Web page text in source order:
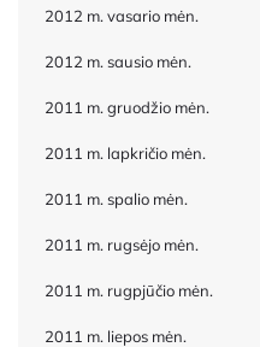
2012 m. vasario mėn.
2012 m. sausio mėn.
2011 m. gruodžio mėn.
2011 m. lapkričio mėn.
2011 m. spalio mėn.
2011 m. rugsėjo mėn.
2011 m. rugpjūčio mėn.
2011 m. liepos mėn.